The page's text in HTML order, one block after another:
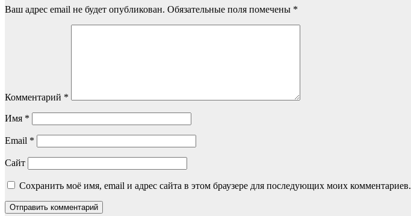
Ваш адрес email не будет опубликован. Обязательные поля помечены *
Комментарий *
Имя *
Email *
Сайт
Сохранить моё имя, email и адрес сайта в этом браузере для последующих моих комментариев.